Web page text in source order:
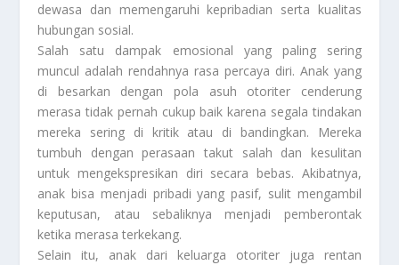
dewasa dan memengaruhi kepribadian serta kualitas
hubungan sosial.
Salah satu dampak emosional yang paling sering
muncul adalah rendahnya rasa percaya diri. Anak yang
di besarkan dengan pola asuh otoriter cenderung
merasa tidak pernah cukup baik karena segala tindakan
mereka sering di kritik atau di bandingkan. Mereka
tumbuh dengan perasaan takut salah dan kesulitan
untuk mengekspresikan diri secara bebas. Akibatnya,
anak bisa menjadi pribadi yang pasif, sulit mengambil
keputusan, atau sebaliknya menjadi pemberontak
ketika merasa terkekang.
Selain itu, anak dari keluarga otoriter juga rentan